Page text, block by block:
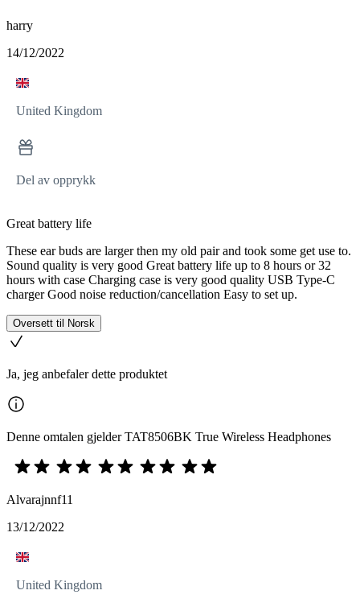
harry
14/12/2022
United Kingdom
Del av opprykk
Great battery life
These ear buds are larger then my old pair and took some get use to.
Sound quality is very good Great battery life up to 8 hours or 32
hours with case Charging case is very good quality USB Type-C
charger Good noise reduction/cancellation Easy to set up.
Oversett til Norsk
Ja, jeg anbefaler dette produktet
Denne omtalen gjelder TAT8506BK True Wireless Headphones
Alvarajnnf11
13/12/2022
United Kingdom